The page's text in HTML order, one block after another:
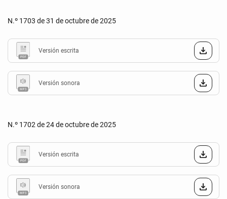
N.º 1703 de 31 de octubre de 2025
Versión escrita
Versión sonora
N.º 1702 de 24 de octubre de 2025
Versión escrita
Versión sonora